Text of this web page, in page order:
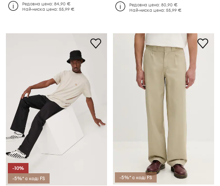
Редовна цена:84,90 €
Най-ниска цена:55,99 €
Редовна цена:80,90 €
Най-ниска цена:55,99 €
-10%
-5%* с код: FS
-5%* с код: FS